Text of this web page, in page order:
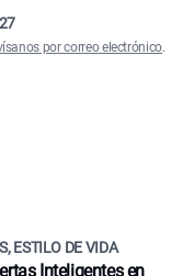
por correo electrónico.
ESTILO DE VIDA
Inteligentes en